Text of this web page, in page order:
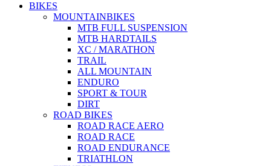
BIKES
MOUNTAINBIKES
MTB FULL SUSPENSION
MTB HARDTAILS
XC / MARATHON
TRAIL
ALL MOUNTAIN
ENDURO
SPORT & TOUR
DIRT
ROAD BIKES
ROAD RACE AERO
ROAD RACE
ROAD ENDURANCE
TRIATHLON